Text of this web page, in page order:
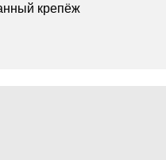
крепёж